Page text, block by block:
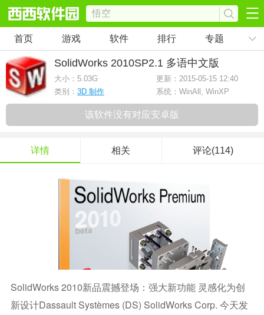
首页 游戏 软件 排行 专题
SolidWorks 2010SP2.1 多语中文版
大小： 5.03G
更新：2015-05-15 12:40
类别：
3D 制作 系统：WinAll, WinXP
该软件没有对应安卓版
详情 相关 评论(114)
SolidWorks 2010新品震撼登场：强大新功能 灵感化为创
新设计Dassault Systèmes (DS) SolidWorks Corp. 今天发